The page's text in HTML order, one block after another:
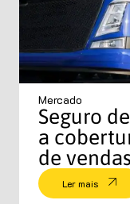
Mercado
Seguro
a
de vendas
Ler mais